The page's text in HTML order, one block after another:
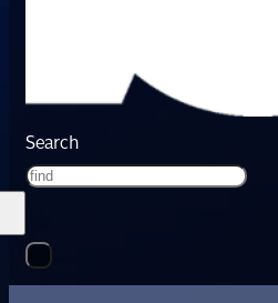
Search